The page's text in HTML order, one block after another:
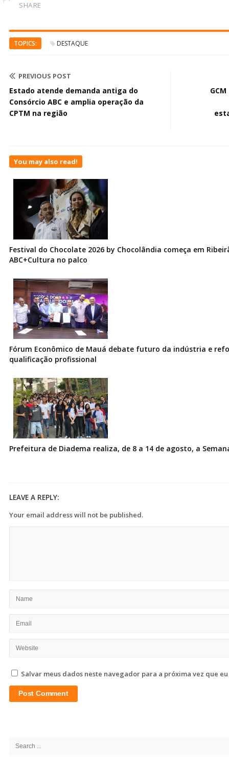
SHARE
TOPICS: DESTAQUE
PREVIOUS POST
Estado atende demanda antiga do
Consórcio ABC e amplia operação da
CPTM na região
You may also read!
Festival do Chocolate 2026 by Chocolândia começa em
ABC+Cultura no palco
Fórum Econômico de Mauá debate futuro da indústria e
qualificação profissional
Prefeitura de Diadema realiza, de 8 a 14 de agosto, a
LEAVE A REPLY:
Your email address will not be published.
Salvar meus dados neste navegador para a próxima vez que
Search